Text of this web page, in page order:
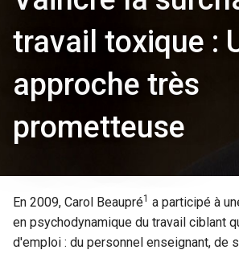
travail toxique :
approche très
prometteuse
En 2009, Carol Beaupré1 a participé à
en psychodynamique du travail ciblant
d'emploi : du personnel enseignant, de